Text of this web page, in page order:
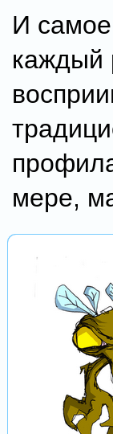
И
каждый
мере,